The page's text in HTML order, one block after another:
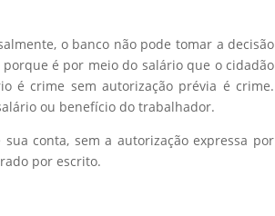
o banco não pode tomar a decisão
é por meio do salário que o cidadão
é crime sem autorização prévia é crime.
ou benefício do trabalhador.
conta, sem a autorização expressa por
por escrito.